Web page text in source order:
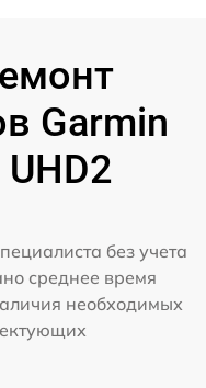
Garmin
без учета
среднее время
необходимых